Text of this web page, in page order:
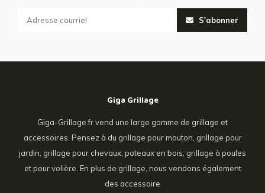
S'abonner
Giga Grillage
Giga-Grillage.fr vend une large gamme de grillage et
accessoires. Pensez à du grillage pour mouton, grillage pour
jardin, grillage pour chevaux, poteaux en bois, grillage à poules
et pour volière. En plus de grillage, nous vendons également
des accessoire